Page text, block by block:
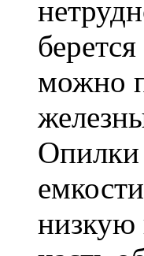
можно
Опилки
низкую